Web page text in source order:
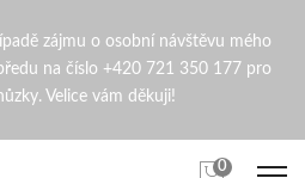
|
zájmu o osobní návštěvu mého
na číslo +420 721 350 177 pro
Velice vám děkuji!
0